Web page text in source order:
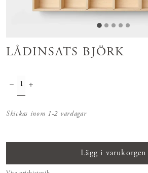
LÅDINSATS BJÖRK
Skickas inom 1-2 vardagar
Lägg i varukorgen